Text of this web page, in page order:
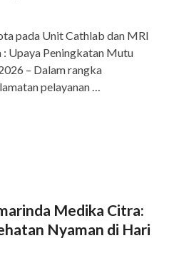
pada Unit Cathlab dan MRI
: Upaya Peningkatan Mutu
– Dalam rangka
pelayanan …
Medika Citra:
Nyaman di Hari